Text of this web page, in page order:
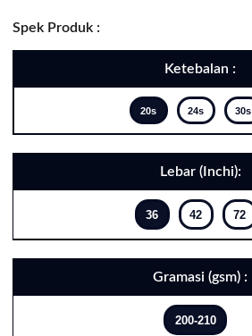
Spek Produk :
Ketebalan :
20s 24s 30s
Lebar (Inchi):
36 42 72
Gramasi (gsm) :
200-210